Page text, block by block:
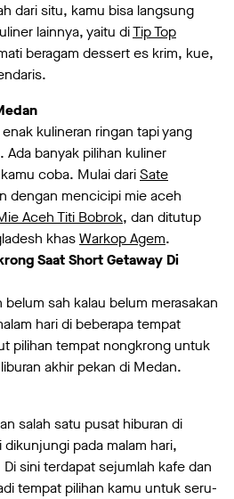
dari situ, kamu bisa langsung
lainnya, yaitu diTip Top
beragam dessert es krim, kue,
kulineran ringan tapi yang
banyak pilihan kuliner
coba. Mulai dariSate
dengan mencicipi mie aceh
Aceh Titi Bobrok, dan ditutup
khasWarkop Agem.
Saat Short Getaway Di
sah kalau belum merasakan
hari di beberapa tempat
pilihan tempat nongkrong untuk
akhir pekan di Medan.
salah satu pusat hiburan di
pada malam hari,
sini terdapat sejumlah kafe dan
tempat pilihan kamu untuk seru-